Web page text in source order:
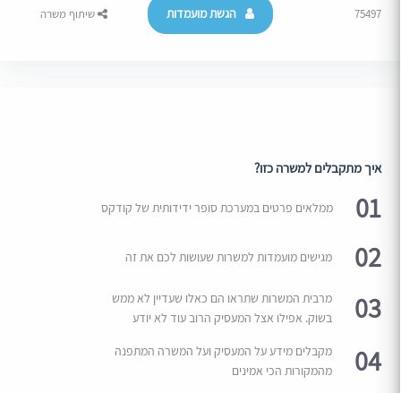
75497 הגשת מועמדות שיתוף משרה
איך מתקבלים למשרה כזו?
01 ממלאים פרטים במערכת סופר ידידותית של קודקס
02 מגישים מועמדות למשרות שעושות לכם את זה
03
מרבית המשרות שתראו הם כאלו שעדיין לא ממש
בשוק. אפילו אצל המעסיק הרוב עוד לא יודע
04
מקבלים מידע על המעסיק ועל המשרה המתפנה
מהמקורות הכי אמינים